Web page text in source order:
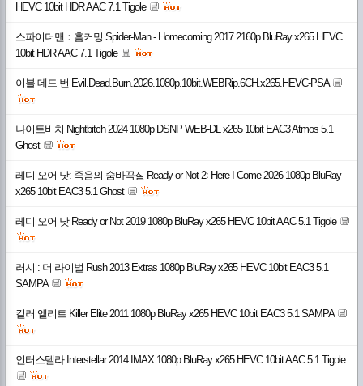
HEVC 10bit HDR AAC 7.1 Tigole
스파이더맨：홈커밍 Spider-Man - Homecoming 2017 2160p BluRay x265 HEVC
10bit HDR AAC 7.1 Tigole
이블 데드 번 Evil.Dead.Burn.2026.1080p.10bit.WEBRip.6CH.x265.HEVC-PSA
나이트비치 Nightbitch 2024 1080p DSNP WEB-DL x265 10bit EAC3 Atmos 5.1
Ghost
레디 오어 낫: 죽음의 숨바꼭질 Ready or Not 2꞉ Here I Come 2026 1080p BluRay
x265 10bit EAC3 5.1 Ghost
레디 오어 낫 Ready or Not 2019 1080p BluRay x265 HEVC 10bit AAC 5.1 Tigole
러시 : 더 라이벌 Rush 2013 Extras 1080p BluRay x265 HEVC 10bit EAC3 5.1
SAMPA
킬러 엘리트 Killer Elite 2011 1080p BluRay x265 HEVC 10bit EAC3 5.1 SAMPA
인터스텔라 Interstellar 2014 IMAX 1080p BluRay x265 HEVC 10bit AAC 5.1 Tigole